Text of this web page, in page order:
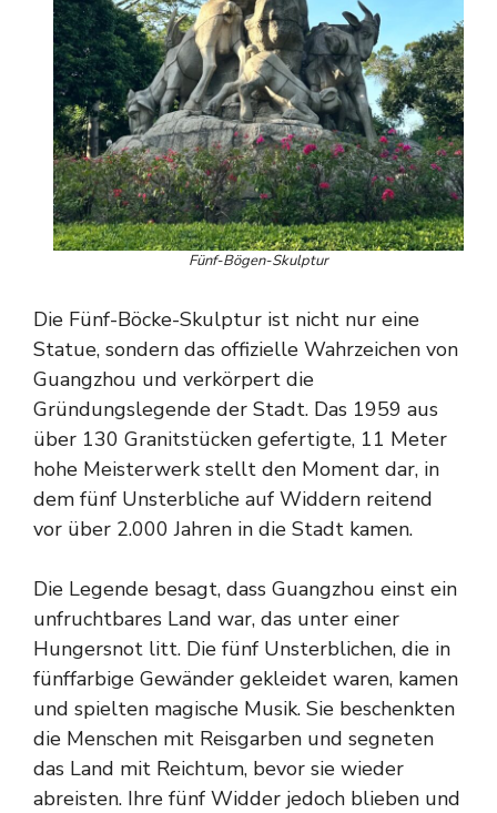
Fünf-Bögen-Skulptur
Die Fünf-Böcke-Skulptur ist nicht nur eine
Statue, sondern das offizielle Wahrzeichen von
Guangzhou und verkörpert die
Gründungslegende der Stadt. Das 1959 aus
über 130 Granitstücken gefertigte, 11 Meter
hohe Meisterwerk stellt den Moment dar, in
dem fünf Unsterbliche auf Widdern reitend
vor über 2.000 Jahren in die Stadt kamen.
Die Legende besagt, dass Guangzhou einst ein
unfruchtbares Land war, das unter einer
Hungersnot litt. Die fünf Unsterblichen, die in
fünffarbige Gewänder gekleidet waren, kamen
und spielten magische Musik. Sie beschenkten
die Menschen mit Reisgarben und segneten
das Land mit Reichtum, bevor sie wieder
abreisten. Ihre fünf Widder jedoch blieben und